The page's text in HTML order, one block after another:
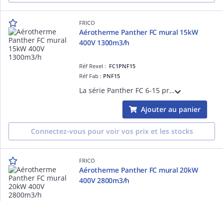
FRICO
Aérotherme Panther FC mural 15kW
400V 1300m3/h
Réf Rexel : FC1PNF15
Réf Fab : PNF15
La série Panther FC 6-15 propose des aérothermes très silencieux et efficaces destinés au chauffage et à la déshumidification des ateliers, des salles de sport, des magasins et des salles de réunion, par exemple.
Ajouter au panier
Connectez-vous pour voir vos prix et les stocks
FRICO
Aérotherme Panther FC mural 20kW
400V 2800m3/h